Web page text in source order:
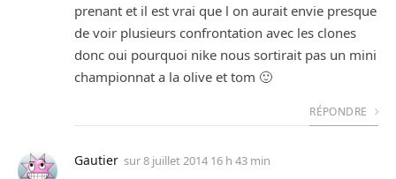
prenant et il est vrai que l on aurait envie presque
de voir plusieurs confrontation avec les clones
donc oui pourquoi nike nous sortirait pas un mini
championnat a la olive et tom 🙂
RÉPONDRE
Gautier sur8 juillet 2014 16 h 43 min